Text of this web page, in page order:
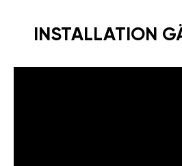
INSTALLATION